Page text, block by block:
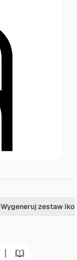
Wygeneruj zestaw